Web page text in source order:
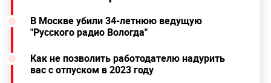
В Москве убили 34-летнюю ведущую
"Русского радио Вологда"
Как не позволить работодателю надурить
вас с отпуском в 2023 году